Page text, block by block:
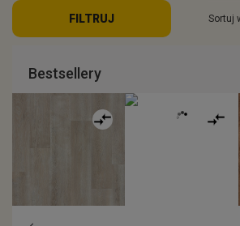
FILTRUJ Sortuj
Bestsellery